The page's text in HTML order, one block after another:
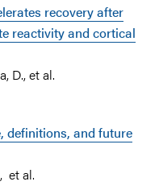
recovery after
reactivity and cortical
D., et al.
definitions, and future
et al.